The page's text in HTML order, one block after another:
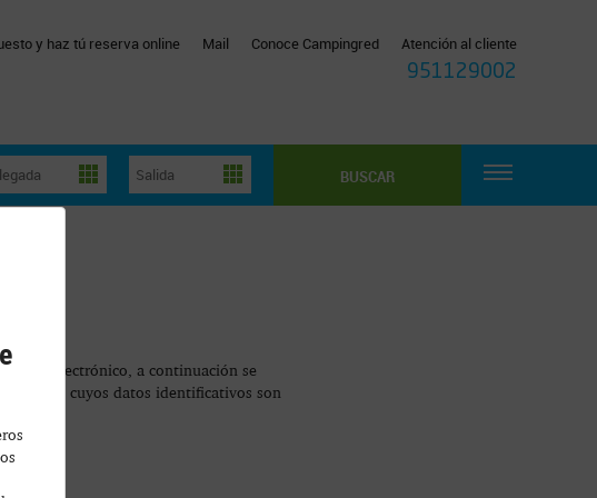
y haz tú reserva online Mail
Conoce Campingred
951129002
Atención al cliente
BUSCAR
Electrónico, a continuación se
entidad, cuyos datos identificativos son